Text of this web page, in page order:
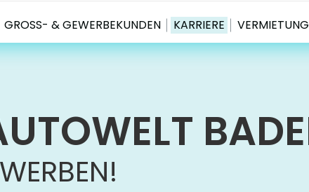
GROSS- & GEWERBEKUNDEN KARRIERE VERMIETUNG